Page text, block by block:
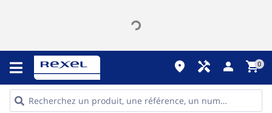
place handyman person shopping_cart0